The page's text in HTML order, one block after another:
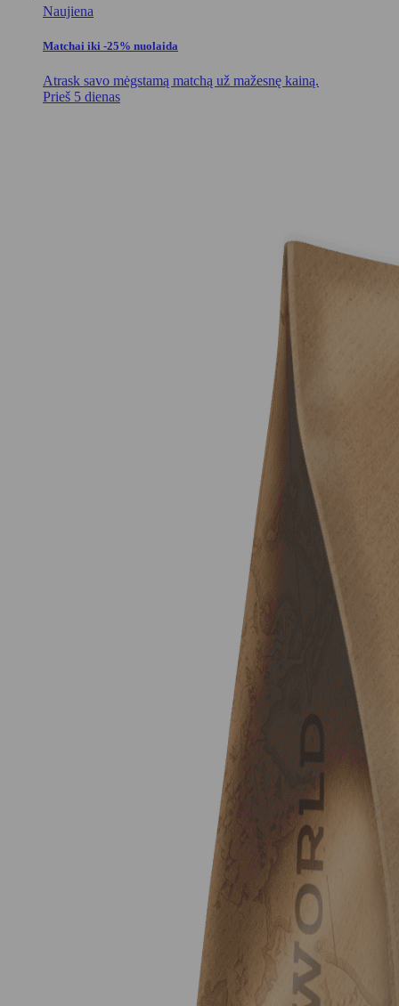
Naujiena
Matchai iki -25% nuolaida
Atrask savo mėgstamą matchą už mažesnę kainą.
Prieš 5 dienas